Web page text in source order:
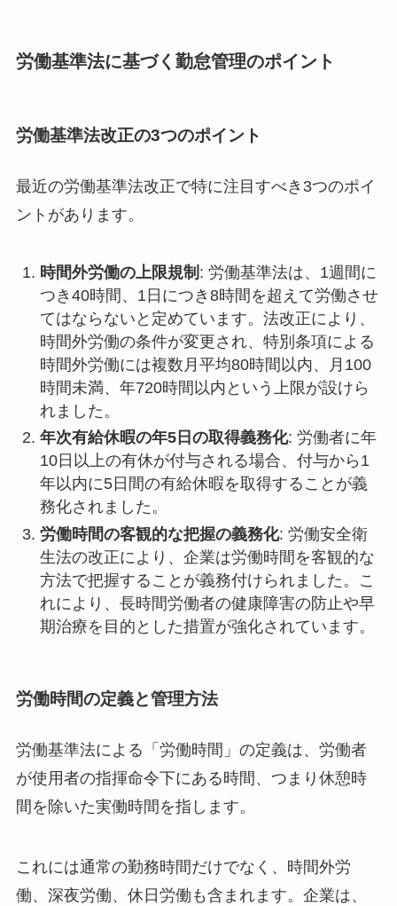
労働基準法に基づく勤怠管理のポイント
労働基準法改正の3つのポイント
最近の労働基準法改正で特に注目すべき3つのポイ
ントがあります​​。
時間外労働の上限規制 : 労働基準法は、1週間に
つき40時間、1日につき8時間を超えて労働させ
てはならないと定めています。法改正により、
時間外労働の条件が変更され、特別条項による
時間外労働には複数月平均80時間以内、月100
時間未満、年720時間以内という上限が設けら
れました​ ​。
年次有給休暇の年5日の取得義務化: 労働者に年
10日以上の有休が付与される場合、付与から1
年以内に5日間の有給休暇を取得することが義
務化されました​​。
労働時間の客観的な把握の義務化: 労働安全衛
生法の改正により、企業は労働時間を客観的な
方法で把握することが義務付けられました。こ
れにより、長時間労働者の健康障害の防止や早
期治療を目的とした措置が強化されています。
労働時間の定義と管理方法
労働基準法による「労働時間」の定義は、労働者
が使用者の指揮命令下にある時間、つまり休憩時
間を除いた実働時間を指します。
これには通常の勤務時間だけでなく、時間外労
働、深夜労働、休日労働も含まれます。企業は、